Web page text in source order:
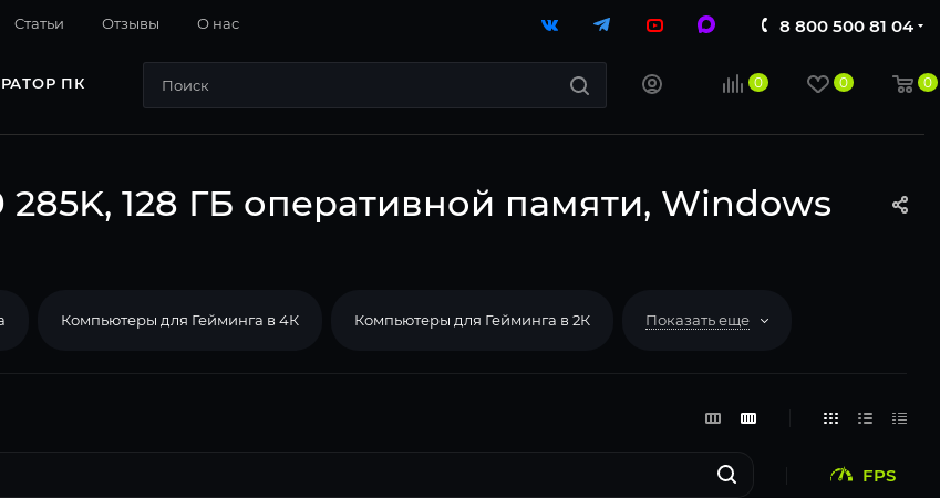
Cтатьи Отзывы О нас 8 800 500 81 04
ПК 0 0 0
128 ГБ оперативной памяти, Windows
Компьютеры для Гейминга в 4К Компьютеры для Гейминга в 2К Показать еще
FPS